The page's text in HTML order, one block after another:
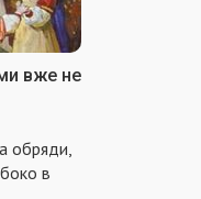
ми вже не
обряди,
в